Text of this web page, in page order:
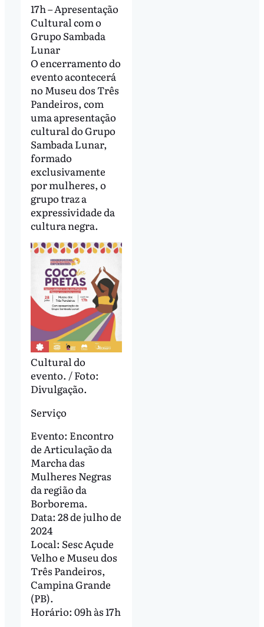
17h – Apresentação
Cultural com o
Grupo Sambada
Lunar
O encerramento do
evento acontecerá
no Museu dos Três
Pandeiros, com
uma apresentação
cultural do Grupo
Sambada Lunar,
formado
exclusivamente
por mulheres, o
grupo traz a
expressividade da
cultura negra.
Cultural do
evento. / Foto:
Divulgação.
Serviço
Evento: Encontro
de Articulação da
Marcha das
Mulheres Negras
da região da
Borborema.
Data: 28 de julho de
2024
Local: Sesc Açude
Velho e Museu dos
Três Pandeiros,
Campina Grande
(PB).
Horário: 09h às 17h